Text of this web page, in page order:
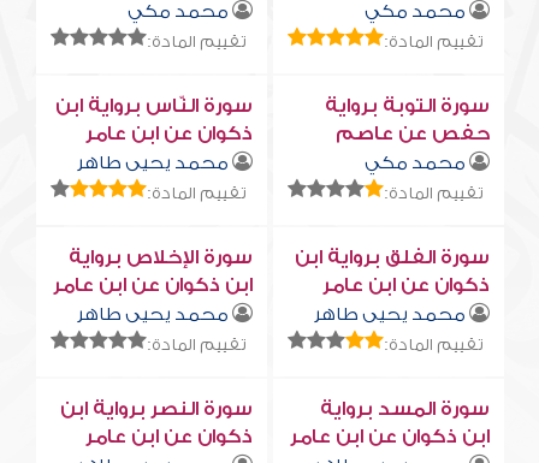
محمد مكي
تقييم المادة:
محمد مكي
تقييم المادة:
سورة التوبة برواية
حفص عن عاصم
محمد مكي
تقييم المادة:
سورة النّاس برواية ابن
ذكوان عن ابن عامر
محمد يحيى طاهر
تقييم المادة:
سورة الفلق برواية ابن
ذكوان عن ابن عامر
محمد يحيى طاهر
تقييم المادة:
سورة الإخلاص برواية
ابن ذكوان عن ابن عامر
محمد يحيى طاهر
تقييم المادة:
سورة المسد برواية
ابن ذكوان عن ابن عامر
سورة النصر برواية ابن
ذكوان عن ابن عامر